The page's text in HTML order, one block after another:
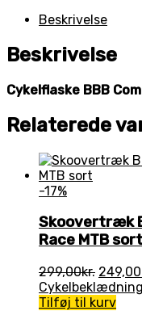
Beskrivelse
Beskrivelse
Cykelflaske BBB
Relaterede
-17%
Skoovertræk
Race MTB sort
299,00kr. Den
pris
249,00
Cykelbeklædning
Tilføj til kurv